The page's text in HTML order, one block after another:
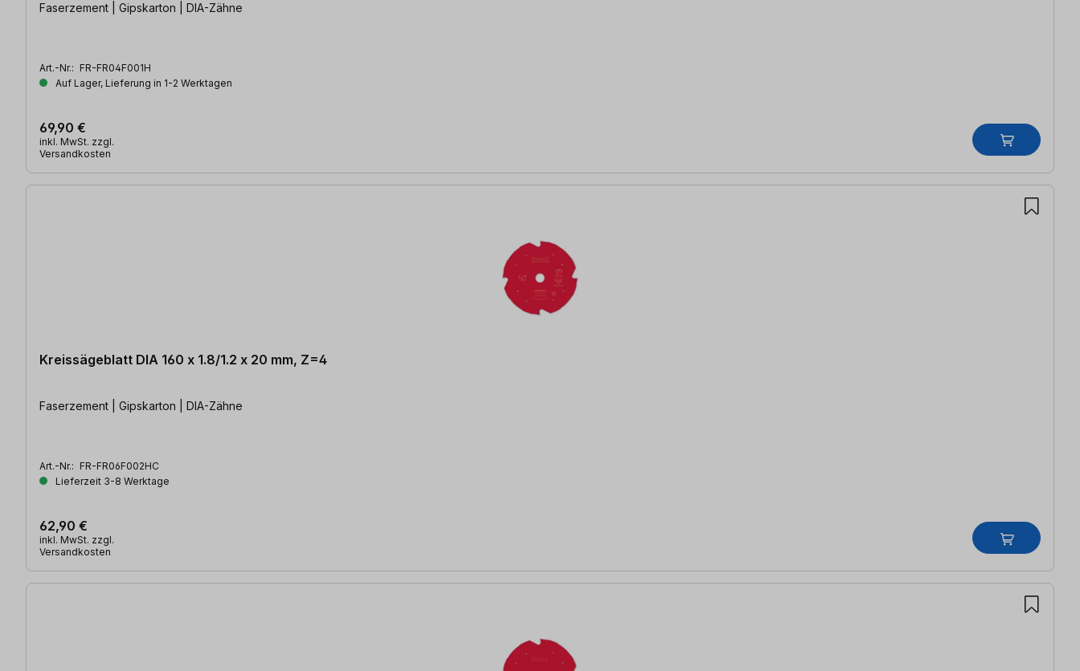
Faserzement | Gipskarton | DIA-Zähne
Art.-Nr.: FR-FR04F001H
Auf Lager, Lieferung in 1-2 Werktagen
69,90 €
inkl. MwSt. zzgl.
Versandkosten
Kreissägeblatt DIA 160 x 1.8/1.2 x 20 mm, Z=4
Faserzement | Gipskarton | DIA-Zähne
Art.-Nr.: FR-FR06F002HC
Lieferzeit 3-8 Werktage
62,90 €
inkl. MwSt. zzgl.
Versandkosten